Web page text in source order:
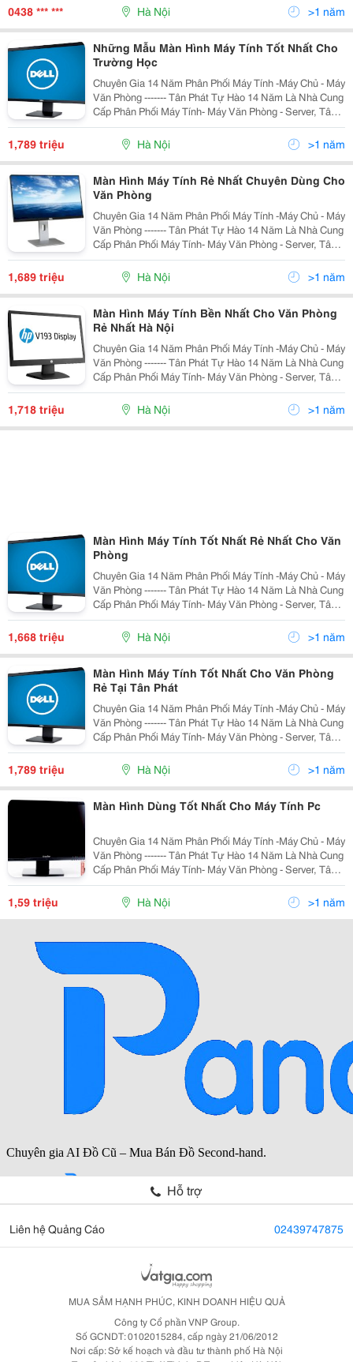
0438 *** *** Hà Nội >1 năm
Những Mẫu Màn Hình Máy Tính Tốt Nhất Cho
Trường Học
Chuyên Gia 14 Năm Phân Phối Máy Tính -Máy Chủ - Máy
Văn Phòng ------- Tân Phát Tự Hào 14 Năm Là Nhà Cung
Cấp Phân Phối Máy Tính- Máy Văn Phòng - Server, Tân
Phát Cam Kết Đảm Bảo Mang Tới Cho Quý Khách
Những Sản Phẩm Với Mức Giá Rẻ Nhất Hà Nội,
1,789 triệu Hà Nội >1 năm
Màn Hình Máy Tính Rẻ Nhất Chuyên Dùng Cho
Văn Phòng
Chuyên Gia 14 Năm Phân Phối Máy Tính -Máy Chủ - Máy
Văn Phòng ------- Tân Phát Tự Hào 14 Năm Là Nhà Cung
Cấp Phân Phối Máy Tính- Máy Văn Phòng - Server, Tân
Phát Cam Kết Đảm Bảo Mang Tới Cho Quý Khách
Những Sản Phẩm Với Mức Giá Rẻ Nhất Hà Nội,
1,689 triệu Hà Nội >1 năm
Màn Hình Máy Tính Bền Nhất Cho Văn Phòng
Rẻ Nhất Hà Nội
Chuyên Gia 14 Năm Phân Phối Máy Tính -Máy Chủ - Máy
Văn Phòng ------- Tân Phát Tự Hào 14 Năm Là Nhà Cung
Cấp Phân Phối Máy Tính- Máy Văn Phòng - Server, Tân
Phát Cam Kết Đảm Bảo Mang Tới Cho Quý Khách
Những Sản Phẩm Với Mức Giá Rẻ Nhất Hà Nội,
1,718 triệu Hà Nội >1 năm
Màn Hình Máy Tính Tốt Nhất Rẻ Nhất Cho Văn
Phòng
Chuyên Gia 14 Năm Phân Phối Máy Tính -Máy Chủ - Máy
Văn Phòng ------- Tân Phát Tự Hào 14 Năm Là Nhà Cung
Cấp Phân Phối Máy Tính- Máy Văn Phòng - Server, Tân
Phát Cam Kết Đảm Bảo Mang Tới Cho Quý Khách
Những Sản Phẩm Với Mức Giá Rẻ Nhất Hà Nội,
1,668 triệu Hà Nội >1 năm
Màn Hình Máy Tính Tốt Nhất Cho Văn Phòng
Rẻ Tại Tân Phát
Chuyên Gia 14 Năm Phân Phối Máy Tính -Máy Chủ - Máy
Văn Phòng ------- Tân Phát Tự Hào 14 Năm Là Nhà Cung
Cấp Phân Phối Máy Tính- Máy Văn Phòng - Server, Tân
Phát Cam Kết Đảm Bảo Mang Tới Cho Quý Khách
Những Sản Phẩm Với Mức Giá Rẻ Nhất Hà Nội,
1,789 triệu Hà Nội >1 năm
Màn Hình Dùng Tốt Nhất Cho Máy Tính Pc
Chuyên Gia 14 Năm Phân Phối Máy Tính -Máy Chủ - Máy
Văn Phòng ------- Tân Phát Tự Hào 14 Năm Là Nhà Cung
Cấp Phân Phối Máy Tính- Máy Văn Phòng - Server, Tân
Phát Cam Kết Đảm Bảo Mang Tới Cho Quý Khách
Những Sản Phẩm Với Mức Giá Rẻ Nhất Hà Nội,
1,59 triệu Hà Nội >1 năm
Hỗ trợ
Liên hệ Quảng Cáo 02439747875
MUA SẮM HẠNH PHÚC, KINH DOANH HIỆU QUẢ
Công ty Cổ phần VNP Group.
Số GCNDT: 0102015284, cấp ngày 21/06/2012
Nơi cấp: Sở kế hoạch và đầu tư thành phố Hà Nội